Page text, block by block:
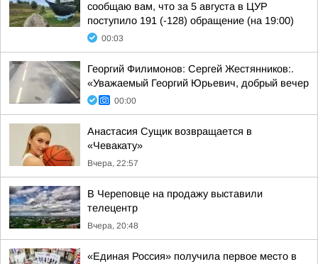
сообщаю вам, что за 5 августа в ЦУР
поступило 191 (-128) обращение (на 19:00)
00:03
Георгий Филимонов: Сергей Жестянников:.
«Уважаемый Георгий Юрьевич, добрый вечер
00:00
Анастасия Сущик возвращается в
«Чевакату»
Вчера, 22:57
В Череповце на продажу выставили
телецентр
Вчера, 20:48
«Единая Россия» получила первое место в